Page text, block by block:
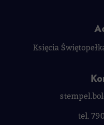
tel.
Księcia